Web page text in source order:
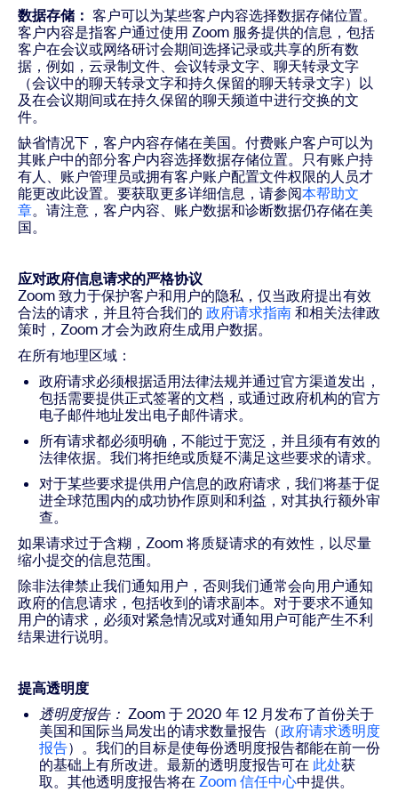
数据存储： 客户可以为某些客户内容选择数据存储位置。
客户内容是指客户通过使用 Zoom 服务提供的信息，包括
客户在会议或网络研讨会期间选择记录或共享的所有数
据，例如，云录制文件、会议转录文字、聊天转录文字
（会议中的聊天转录文字和持久保留的聊天转录文字）以
及在会议期间或在持久保留的聊天频道中进行交换的文
件。
缺省情况下，客户内容存储在美国。付费账户客户可以为
其账户中的部分客户内容选择数据存储位置。只有账户持
有人、账户管理员或拥有客户账户配置文件权限的人员才
能更改此设置。要获取更多详细信息，请参阅本帮助文
章。请注意，客户内容、账户数据和诊断数据仍存储在美
国。
应对政府信息请求的严格协议
Zoom 致力于保护客户和用户的隐私，仅当政府提出有效
合法的请求，并且符合我们的 政府请求指南和相关法律政
策时，Zoom 才会为政府生成用户数据。
在所有地理区域：
政府请求必须根据适用法律法规并通过官方渠道发出，
包括需要提供正式签署的文档，或通过政府机构的官方
电子邮件地址发出电子邮件请求。
所有请求都必须明确，不能过于宽泛，并且须有有效的
法律依据。我们将拒绝或质疑不满足这些要求的请求。
对于某些要求提供用户信息的政府请求，我们将基于促
进全球范围内的成功协作原则和利益，对其执行额外审
查。
如果请求过于含糊，Zoom 将质疑请求的有效性，以尽量
缩小提交的信息范围。
除非法律禁止我们通知用户，否则我们通常会向用户通知
政府的信息请求，包括收到的请求副本。对于要求不通知
用户的请求，必须对紧急情况或对通知用户可能产生不利
结果进行说明。
提高透明度
透明度报告： Zoom 于 2020 年 12 月发布了首份关于
美国和国际当局发出的请求数量报告（政府请求透明度
报告）。我们的目标是使每份透明度报告都能在前一份
的基础上有所改进。最新的透明度报告可在 此处获
取。其他透明度报告将在 Zoom 信任中心中提供。